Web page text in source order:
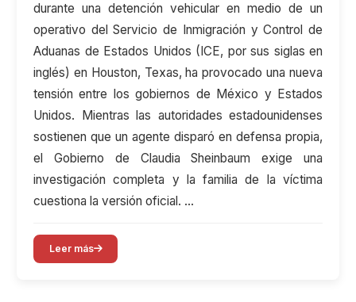
durante una detención vehicular en medio de un
operativo del Servicio de Inmigración y Control de
Aduanas de Estados Unidos (ICE, por sus siglas en
inglés) en Houston, Texas, ha provocado una nueva
tensión entre los gobiernos de México y Estados
Unidos. Mientras las autoridades estadounidenses
sostienen que un agente disparó en defensa propia,
el Gobierno de Claudia Sheinbaum exige una
investigación completa y la familia de la víctima
cuestiona la versión oficial. …
Leer más